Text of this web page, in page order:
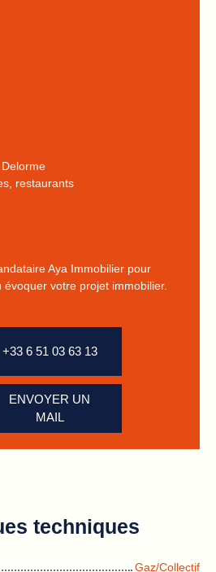
restaurants
Aya Immobilier pour
votre projet immobilier.
+33 6 51 03 63 13
ENVOYER UN
MAIL
techniques
Gaz/Collectif